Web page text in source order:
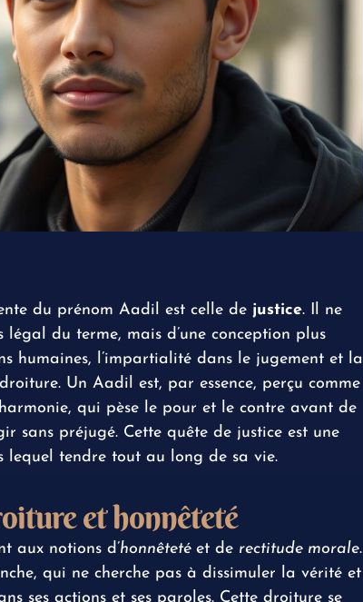
du prénom Aadil est celle de justice. Il ne
légal du terme, mais d’une conception plus
humaines, l’impartialité dans le jugement et la
Un Aadil est, par essence, perçu comme
qui pèse le pour et le contre avant de
sans préjugé. Cette quête de justice est une
tendre tout au long de sa vie.
et honnêteté
aux notions d’honnêtetéet de rectitude morale.
qui ne cherche pas à dissimuler la vérité et
ses actions et ses paroles. Cette droiture se